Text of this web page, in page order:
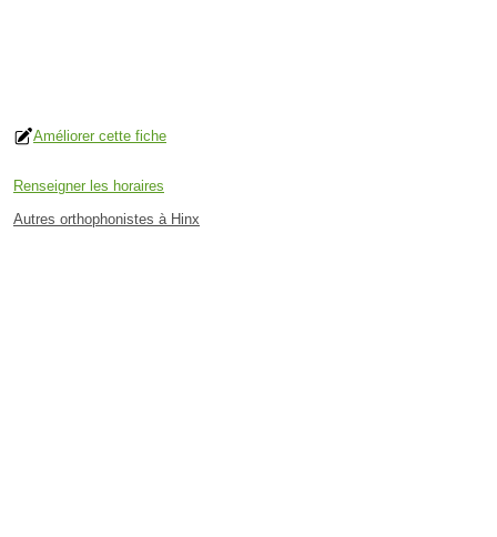
Améliorer cette fiche
Renseigner les horaires
Autres orthophonistes à Hinx